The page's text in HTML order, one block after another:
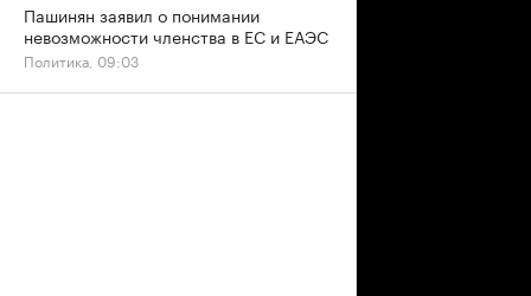
Пашинян заявил о понимании
невозможности членства в ЕС и ЕАЭС
Политика, 09:03